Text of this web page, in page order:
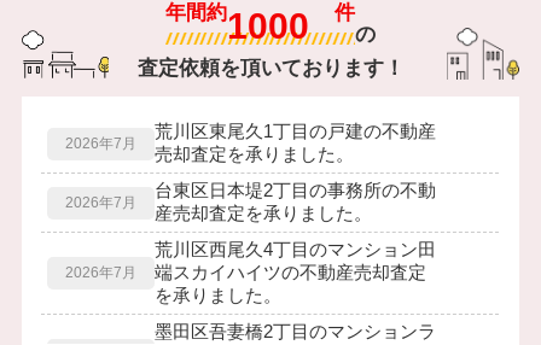
年間約
件
の
査定依頼を頂いております！